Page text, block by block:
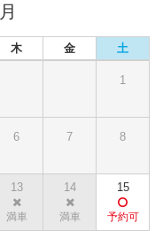
月
木 金 土
1
6 7 8
13 14 15